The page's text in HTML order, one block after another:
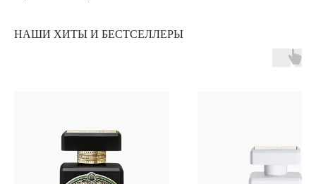
НАШИ ХИТЫ И БЕСТСЕЛЛЕРЫ
ПОКУПАТЕЛЯМ